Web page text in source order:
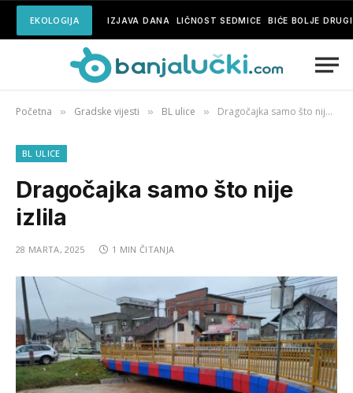
EKOLOGIJA IZJAVA DANA LIČNOST SEDMICE BIĆE BOLJE
Početna » Gradske vijesti » BL ulice » Dragočajka samo što nije izlila
BL ULICE
Dragočajka samo što nije
izlila
28 MARTA, 2025 1 MIN ČITANJA